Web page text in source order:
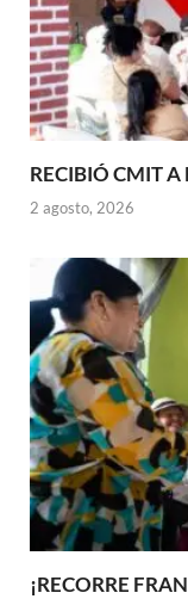
RECIBIÓ CMIT A
2 agosto, 2026
¡RECORRE